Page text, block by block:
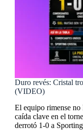
Duro revés: Cristal
(VIDEO)
El equipo rimense no
caída clave en el
derrotó 1-0 a